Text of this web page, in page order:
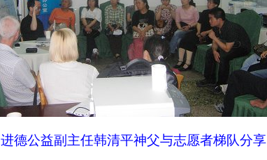
进德公益副主任韩清平神父与志愿者梯队分享